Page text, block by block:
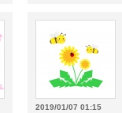
2019/01/07 01:15